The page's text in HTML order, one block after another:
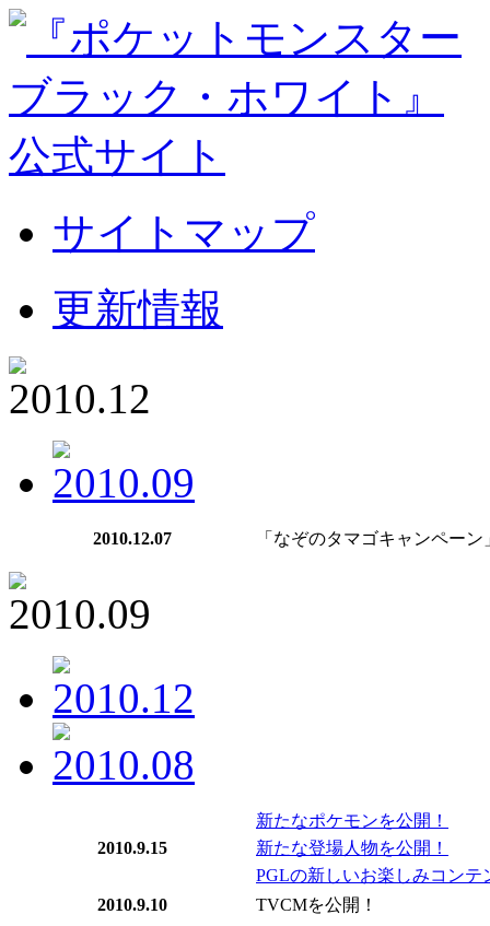
サイトマップ
更新情報
2010.12.07 「なぞのタマゴキャンペー
2010.9.15
新たなポケモンを公開！
新たな登場人物を公開！
PGLの新しいお楽しみコンテ
2010.9.10
TVCMを公開！